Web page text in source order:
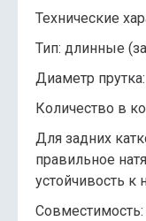
Технические
Тип: длинные
Диаметр
Количество в
Для задних
правильное
устойчивость к